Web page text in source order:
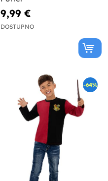
9,99 €
DOSTUPNO
-64%